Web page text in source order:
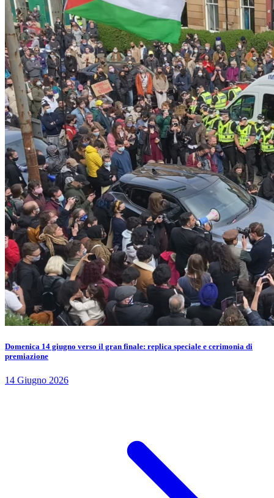
Domenica 14 giugno verso il gran finale: replica speciale e cerimonia di
premiazione
14 Giugno 2026